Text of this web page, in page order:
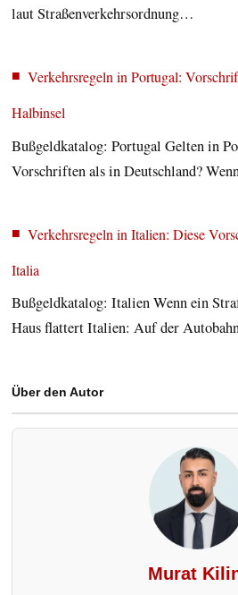
laut Straßenverkehrsordnung…
Verkehrsregeln in Portugal:
Halbinsel
Bußgeldkatalog: Portugal Gelten in
Vorschriften als in Deutschland?
Verkehrsregeln in Italien: Diese
Italia
Bußgeldkatalog: Italien Wenn ein
Haus flattert Italien: Auf der
Über den Autor
Murat